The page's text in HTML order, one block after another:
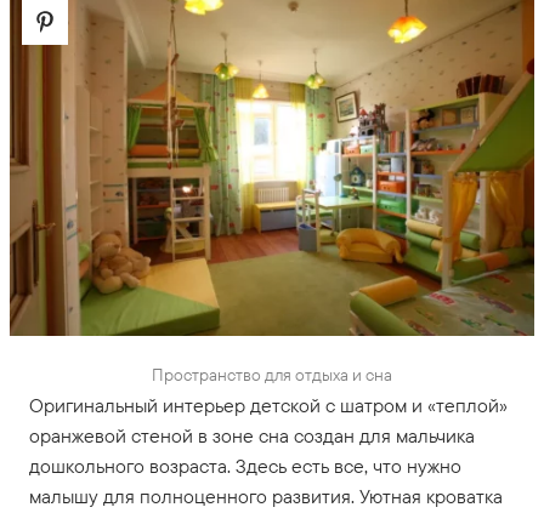
Пространство для отдыха и сна
Оригинальный интерьер детской с шатром и «теплой»
оранжевой стеной в зоне сна создан для мальчика
дошкольного возраста. Здесь есть все, что нужно
малышу для полноценного развития. Уютная кроватка